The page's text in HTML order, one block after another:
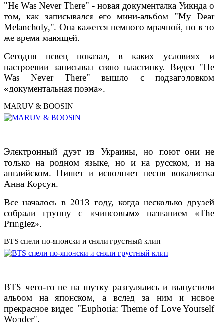
"He Was Never There" - новая документалка Уикнда о
том, как записывался его мини-альбом "My Dear
Melancholy,". Она кажется немного мрачной, но в то
же время манящей.
Сегодня певец показал, в каких условиях и
настроении записывал свою пластинку. Видео "He
Was Never There" вышло с подзаголовком
«документальная поэма».
MARUV & BOOSIN
Электронный дуэт из Украины, но поют они не
только на родном языке, но и на русском, и на
английском. Пишет и исполняет песни вокалистка
Анна Корсун.
Все началось в 2013 году, когда несколько друзей
собрали группу с «чипсовым» названием «The
Pringlez».
BTS спели по-японски и сняли грустный клип
BTS чего-то не на шутку разгулялись и выпустили
альбом на японском, а вслед за ним и новое
прекрасное видео "Euphoria: Theme of Love Yourself
Wonder".